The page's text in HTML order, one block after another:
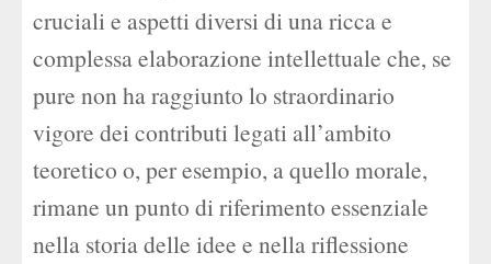
cruciali e aspetti diversi di una ricca e
complessa elaborazione intellettuale che, se
pure non ha raggiunto lo straordinario
vigore dei contributi legati all’ambito
teoretico o, per esempio, a quello morale,
rimane un punto di riferimento essenziale
nella storia delle idee e nella riflessione